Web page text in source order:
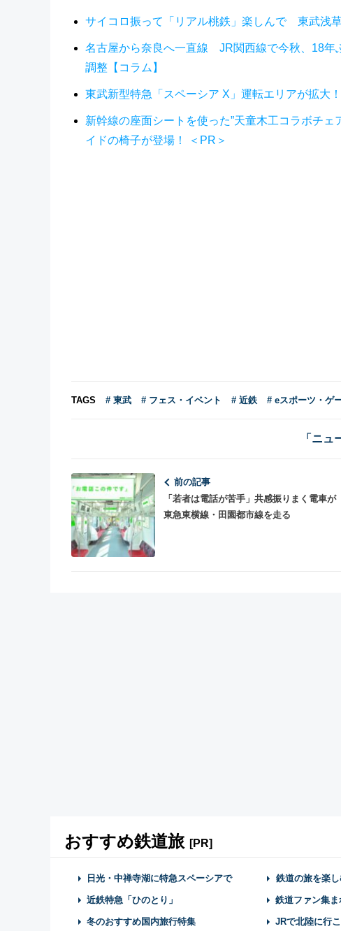
サイコロ振って「リアル桃鉄」楽しんで 東武浅
名古屋から奈良へ一直線 JR関西線で今秋、18
調整【コラム】
東武新型特急「スペーシア X」運転エリアが拡大
新幹線の座面シートを使った”天童木工コラボチ
イドの椅子が登場！ ＜PR＞
TAGS # 東武 # フェス・イベント # 近鉄 # eスポーツ・ゲ
「ニュ
前の記事
「若者は電話が苦手」共感振りまく電車が
東急東横線・田園都市線を走る
おすすめ鉄道旅 [PR]
日光・中禅寺湖に特急スペーシアで 鉄道の旅を楽
近鉄特急「ひのとり」 鉄道ファン集
冬のおすすめ国内旅行特集 JRで北陸に行こ